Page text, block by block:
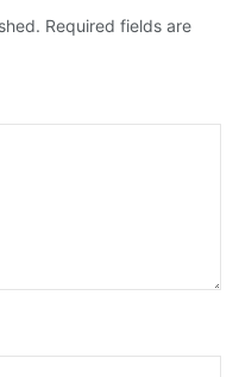
Required fields are